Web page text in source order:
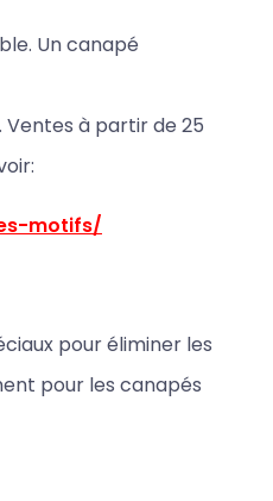
Un canapé
Ventes à partir de 25
motifs/
pour éliminer les
pour les canapés